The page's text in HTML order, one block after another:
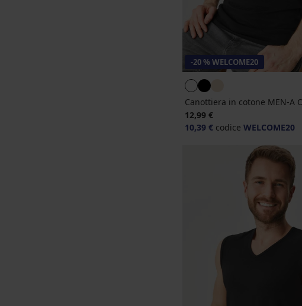
-20 % WELCOME20
Canottiera in cotone MEN-A
12,99 €
10,39 € codice WELCOME20